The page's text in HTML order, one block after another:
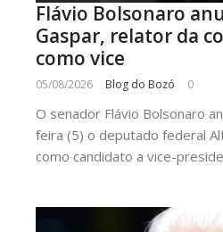
Flávio Bolsonaro
Gaspar, relator da
como vice
05/08/2026 Blog do Bozó 0
O senador Flávio Bolsonaro
feira (5) o deputado federal
como candidato a vice-